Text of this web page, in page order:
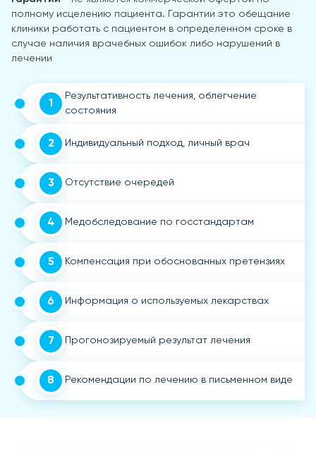
полному исцелению пациента. Гарантии это обещание
клиники работать с пациентом в определенном сроке в
случае наличия врачебных ошибок либо нарушений в
лечении
1
Результативность лечения, облегчение
состояния
2 Индивидуальный подход, личный врач
3 Отсутствие очередей
4 Медобследование по госстандартам
5 Компенсация при обоснованных претензиях
6 Информация о используемых лекарствах
7 Прогонозируемый результат лечения
8 Рекомендации по лечению в письменном виде